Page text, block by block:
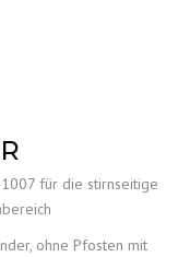
für die stirnseitige
ohne Pfosten mit